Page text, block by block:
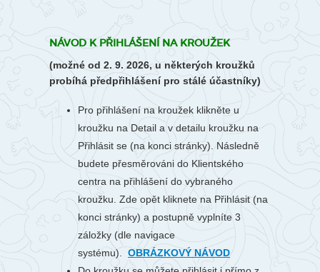
NÁVOD K PŘIHLÁŠENÍ NA KROUŽEK
(možné od 2. 9. 2026, u některých kroužků
probíhá předpřihlášení pro stálé účastníky)
Pro přihlášení na kroužek klikněte u
kroužku na Detail a v detailu kroužku na
Přihlásit se (na konci stránky). Následně
budete přesměrováni do Klientského
centra na přihlášení do vybraného
kroužku. Zde opět kliknete na Přihlásit (na
konci stránky) a postupně vyplníte 3
záložky (dle navigace
systému). OBRÁZKOVÝ NÁVOD